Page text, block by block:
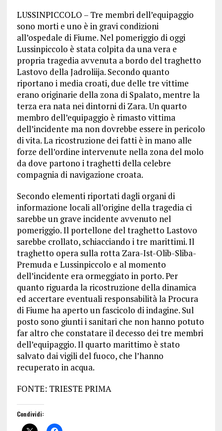
LUSSINPICCOLO – Tre membri dell’equipaggio
sono morti e uno è in gravi condizioni
all’ospedale di Fiume. Nel pomeriggio di oggi
Lussinpiccolo è stata colpita da una vera e
propria tragedia avvenuta a bordo del traghetto
Lastovo della Jadroliija. Secondo quanto
riportano i media croati, due delle tre vittime
erano originarie della zona di Spalato, mentre la
terza era nata nei dintorni di Zara. Un quarto
membro dell’equipaggio è rimasto vittima
dell’incidente ma non dovrebbe essere in pericolo
di vita. La ricostruzione dei fatti è in mano alle
forze dell’ordine intervenute nella zona del molo
da dove partono i traghetti della celebre
compagnia di navigazione croata.
Secondo elementi riportati dagli organi di
informazione locali all’origine della tragedia ci
sarebbe un grave incidente avvenuto nel
pomeriggio. Il portellone del traghetto Lastovo
sarebbe crollato, schiacciando i tre marittimi. Il
traghetto opera sulla rotta Zara-Ist-Olib-Sliba-
Premuda e Lussinpiccolo e al momento
dell’incidente era ormeggiato in porto. Per
quanto riguarda la ricostruzione della dinamica
ed accertare eventuali responsabilità la Procura
di Fiume ha aperto un fascicolo di indagine. Sul
posto sono giunti i sanitari che non hanno potuto
far altro che constatare il decesso dei tre membri
dell’equipaggio. Il quarto marittimo è stato
salvato dai vigili del fuoco, che l’hanno
recuperato in acqua.
FONTE: TRIESTE PRIMA
Condividi: